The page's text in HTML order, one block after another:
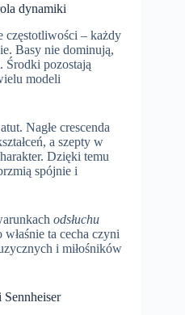
dynamiki
częstotliwości – każdy
Basy nie dominują,
Środki pozostają
modeli
Nagłe crescenda
a szepty w
Dzięki temu
spójnie i
odsłuchu
ta cecha czyni
i miłośników